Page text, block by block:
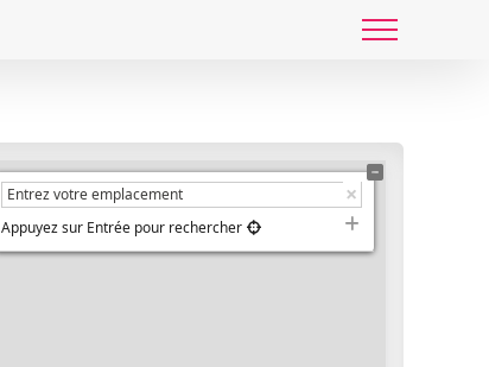
Appuyez sur Entrée pour rechercher